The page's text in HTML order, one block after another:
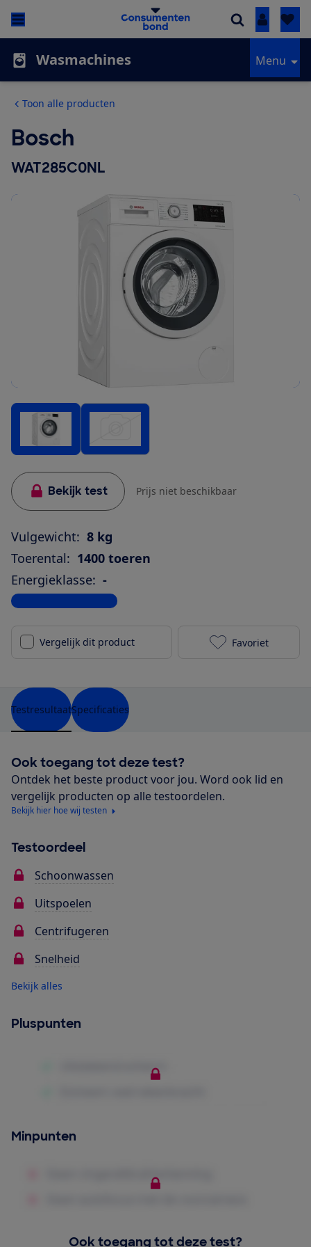
Inloggen
Wasmachines Menu
Toon alle producten
Bosch
WAT285C0NL
Bekijk test Prijs niet beschikbaar
Vulgewicht: 8 kg
Toerental: 1400 toeren
Energieklasse: -
Bekijk alle specificaties
Vergelijk dit product Bosch
Favoriet
TestresultaatSpecificaties
Ook toegang tot deze test?
Ontdek het beste product voor jou. Word ook lid en
vergelijk producten op alle testoordelen.
Bekijk hier hoe wij testen
Testoordeel
Schoonwassen
Uitspoelen
Centrifugeren
Snelheid
Bekijk alles
Pluspunten
Minpunten
Ook toegang tot deze test?